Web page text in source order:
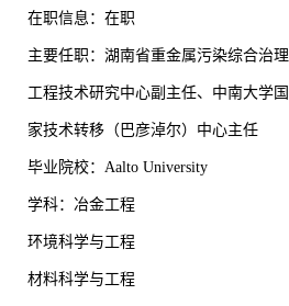
在职信息：在职
主要任职：湖南省重金属污染综合治理
工程技术研究中心副主任、中南大学国
家技术转移（巴彦淖尔）中心主任
毕业院校：Aalto University
学科：冶金工程
环境科学与工程
材料科学与工程